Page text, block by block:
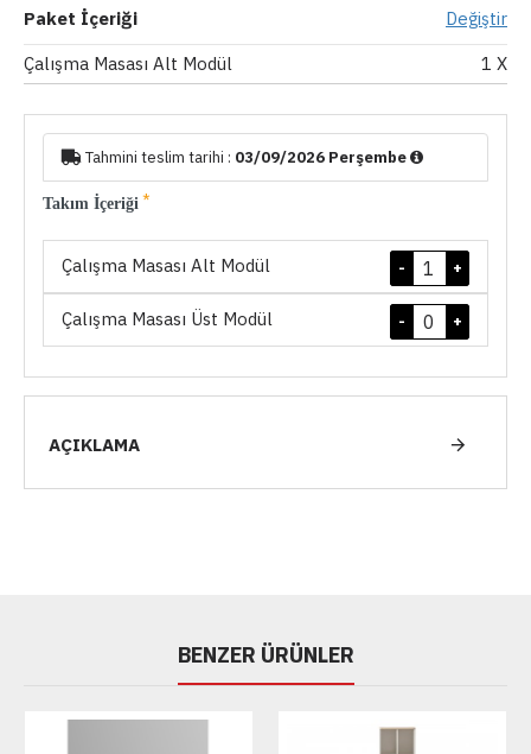
Paket İçeriği
Değiştir
Çalışma Masası Alt Modül
1 X
Tahmini teslim tarihi : 03/09/2026 Perşembe
Takım İçeriği
Çalışma Masası Alt Modül +
-
Çalışma Masası Üst Modül +
-
AÇIKLAMA
BENZER ÜRÜNLER